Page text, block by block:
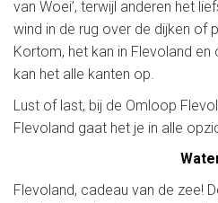
van Woei’, terwijl anderen het
wind in de rug over de dijken of
Kortom, het kan in Flevoland
kan het alle kanten op.
Lust of last, bij de Omloop
Flevoland gaat het je in alle
Flevoland, cadeau van de zee!